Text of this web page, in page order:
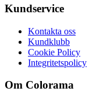
Kundservice
Kontakta oss
Kundklubb
Cookie Policy
Integritetspolicy
Om Colorama